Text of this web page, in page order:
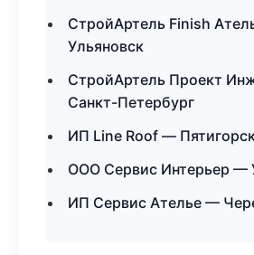
СтройАртель Finish
Ульяновск
СтройАртель Проект
Санкт-Петербург
ИП Line Roof —
ООО Сервис Интерьер —
ИП Сервис Ателье —